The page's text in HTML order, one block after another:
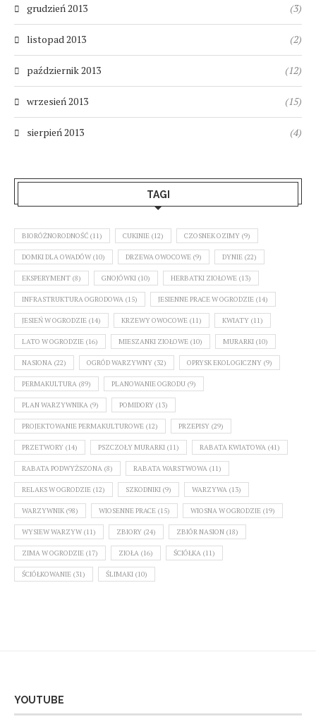
grudzień 2013 (3)
listopad 2013 (2)
październik 2013 (12)
wrzesień 2013 (15)
sierpień 2013 (4)
TAGI
BIORÓŻNORODNOŚĆ (11) CUKINIE (12) CZOSNEK OZIMY (9)
DOMKI DLA OWADÓW (10) DRZEWA OWOCOWE (9) DYNIE (22)
EKSPERYMENT (8) GNOJÓWKI (10) HERBATKI ZIOŁOWE (13)
INFRASTRUKTURA OGRODOWA (15) JESIENNE PRACE W OGRODZIE (14)
JESIEŃ W OGRODZIE (14) KRZEWY OWOCOWE (11) KWIATY (11)
LATO W OGRODZIE (16) MIESZANKI ZIOŁOWE (10) MURARKI (10)
NASIONA (22) OGRÓD WARZYWNY (32) OPRYSK EKOLOGICZNY (9)
PERMAKULTURA (89) PLANOWANIE OGRODU (9)
PLAN WARZYWNIKA (9) POMIDORY (13)
PROJEKTOWANIE PERMAKULTUROWE (12) PRZEPISY (29)
PRZETWORY (14) PSZCZOŁY MURARKI (11) RABATA KWIATOWA (41)
RABATA PODWYŻSZONA (8) RABATA WARSTWOWA (11)
RELAKS W OGRODZIE (12) SZKODNIKI (9) WARZYWA (13)
WARZYWNIK (98) WIOSENNE PRACE (15) WIOSNA W OGRODZIE (19)
WYSIEW WARZYW (11) ZBIORY (24) ZBIÓR NASION (18)
ZIMA W OGRODZIE (17) ZIOŁA (16) ŚCIÓŁKA (11)
ŚCIÓŁKOWANIE (31) ŚLIMAKI (10)
YOUTUBE